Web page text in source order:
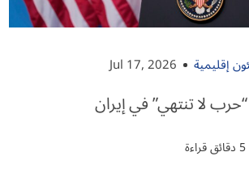
إقليمية Jul 17, 2026
لا تنتهي” في إيران
5 دقائق قراءة